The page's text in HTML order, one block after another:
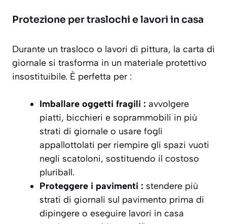
Protezione per traslochi e lavori in casa
Durante un trasloco o lavori di pittura, la carta di
giornale si trasforma in un materiale protettivo
insostituibile. È perfetta per :
Imballare oggetti fragili : avvolgere
piatti, bicchieri e soprammobili in più
strati di giornale o usare fogli
appallottolati per riempire gli spazi vuoti
negli scatoloni, sostituendo il costoso
pluriball.
Proteggere i pavimenti : stendere più
strati di giornali sul pavimento prima di
dipingere o eseguire lavori in casa